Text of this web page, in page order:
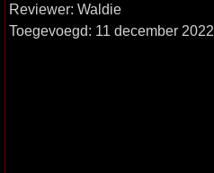
Reviewer: Waldie
Toegevoegd: 11 december 2022